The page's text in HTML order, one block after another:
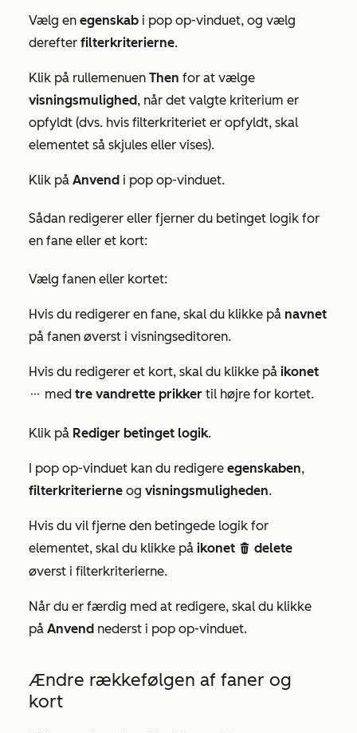
Vælg en egenskab i pop op-vinduet, og vælg
derefter filterkriterierne.
Klik på rullemenuen Then for at vælge
visningsmulighed, når det valgte kriterium er
opfyldt (dvs. hvis filterkriteriet er opfyldt, skal
elementet så skjules eller vises).
Klik på Anvend i pop op-vinduet.
Sådan redigerer eller fjerner du betinget logik for
en fane eller et kort:
Vælg fanen eller kortet:
Hvis du redigerer en fane, skal du klikke på navnet
på fanen øverst i visningseditoren.
Hvis du redigerer et kort, skal du klikke på ikonet
ellipses med tre vandrette prikker til højre for kortet.
Klik på Rediger betinget logik.
I pop op-vinduet kan du redigere egenskaben,
filterkriterierne og visningsmuligheden.
Hvis du vil fjerne den betingede logik for
elementet, skal du klikke på ikonet delete delete
øverst i filterkriterierne.
Når du er færdig med at redigere, skal du klikke
på Anvend nederst i pop op-vinduet.
Ændre rækkefølgen af faner og
kort